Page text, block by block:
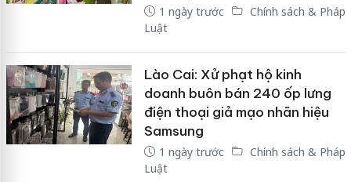
1 ngày trước
Chính sách & Pháp
Luật
Lào Cai: Xử phạt hộ kinh
doanh buôn bán 240 ốp lưng
điện thoại giả mạo nhãn hiệu
Samsung
1 ngày trước
Chính sách & Pháp
Luật